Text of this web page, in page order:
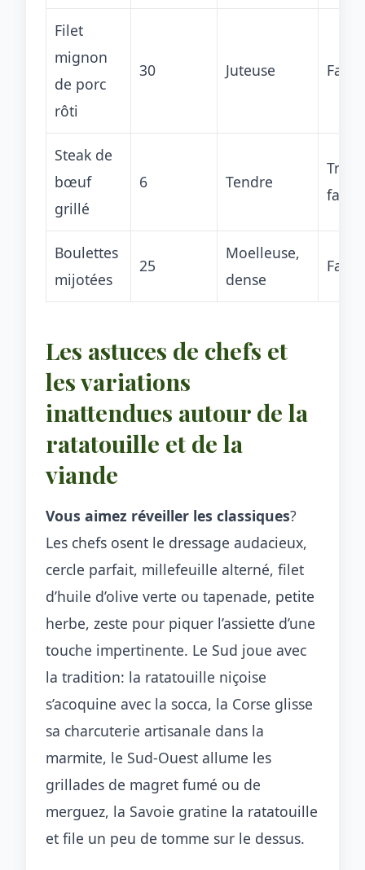
Filet
mignon
de porc
rôti
30 Juteuse Facile
Steak de
bœuf
grillé
6 Tendre
Très
facile
Boulettes
mijotées
25
Moelleuse,
dense
Facile
Les astuces de chefs et
les variations
inattendues autour de la
ratatouille et de la
viande
Vous aimez réveiller les classiques?
Les chefs osent le dressage audacieux,
cercle parfait, millefeuille alterné, filet
d’huile d’olive verte ou tapenade, petite
herbe, zeste pour piquer l’assiette d’une
touche impertinente. Le Sud joue avec
la tradition: la ratatouille niçoise
s’acoquine avec la socca, la Corse glisse
sa charcuterie artisanale dans la
marmite, le Sud-Ouest allume les
grillades de magret fumé ou de
merguez, la Savoie gratine la ratatouille
et file un peu de tomme sur le dessus.